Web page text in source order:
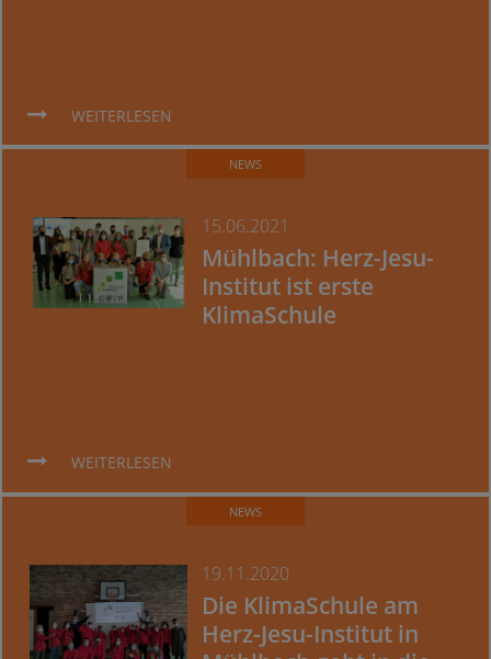
WEITERLESEN
NEWS
15.06.2021
Mühlbach: Herz-Jesu-
Institut ist erste
KlimaSchule
WEITERLESEN
NEWS
19.11.2020
Die KlimaSchule am
Herz-Jesu-Institut in